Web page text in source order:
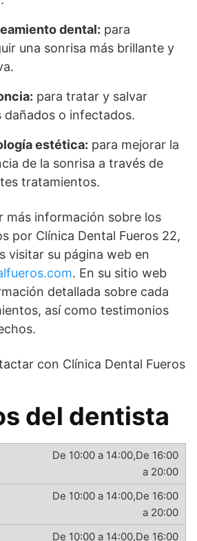
dental: para
una sonrisa más brillante y
para tratar y salvar
dañados o infectados.
estética: para mejorar la
de la sonrisa a través de
tratamientos.
más información sobre los
por Clínica Dental Fueros 22,
visitar su página web en
. En su sitio web
detallada sobre cada
así como testimonios
con Clínica Dental Fueros
del dentista
De 10:00 a 14:00,De 16:00
a 20:00
De 10:00 a 14:00,De 16:00
a 20:00
De 10:00 a 14:00,De 16:00